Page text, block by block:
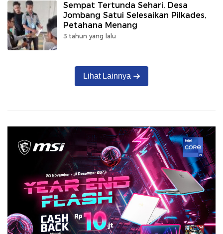
Sempat Tertunda Sehari, Desa
Jombang Satui Selesaikan Pilkades,
Petahana Menang
3 tahun yang lalu
Lihat Lainnya